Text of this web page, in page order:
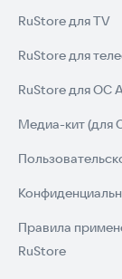
RuStore для TV
RuStore для
RuStore для ОС
Медиа-кит (для
Правила
RuStore